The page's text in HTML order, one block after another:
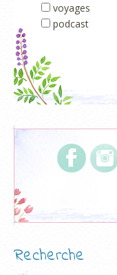
voyages
podcast
Recherche